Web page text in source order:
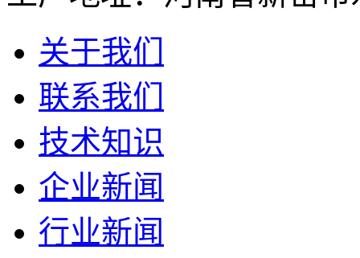
关于我们
联系我们
技术知识
企业新闻
行业新闻